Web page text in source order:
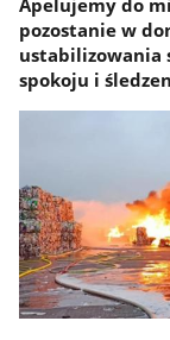
Apelujemy do
pozostanie w
ustabilizowania
spokoju i